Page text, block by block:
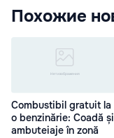
Похожие
Combustibil gratuit la
o benzinărie: Coadă și
ambuteiaje în zonă